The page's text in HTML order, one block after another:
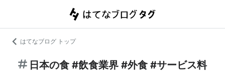
はてなブログ トップ
日本の食 #飲食業界 #外食 #サービス料